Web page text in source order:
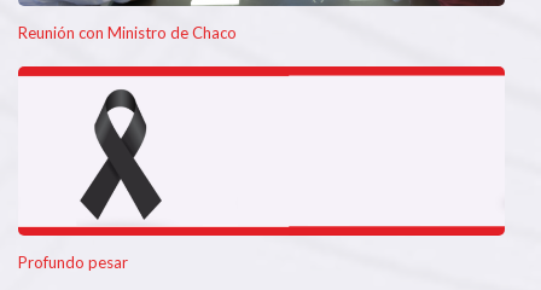
Reunión con Ministro de Chaco
Profundo pesar